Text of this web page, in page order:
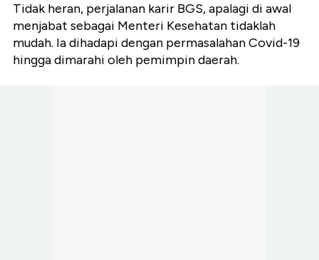
Tidak heran, perjalanan karir BGS, apalagi di awal
menjabat sebagai Menteri Kesehatan tidaklah
mudah. Ia dihadapi dengan permasalahan Covid-19
hingga dimarahi oleh pemimpin daerah.